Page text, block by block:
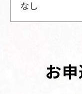
なし
お